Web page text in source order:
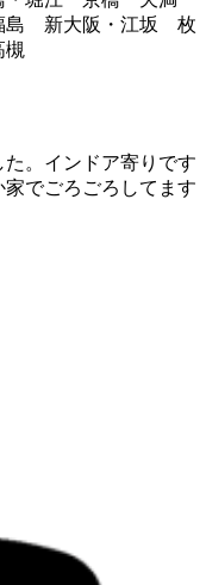
島 新大阪・江坂 枚
。インドア寄りです
でごろごろしてます